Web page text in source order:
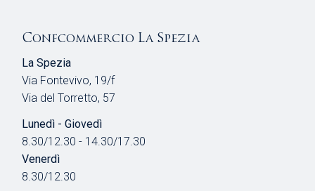
Confcommercio La Spezia
La Spezia
Via Fontevivo, 19/f
Via del Torretto, 57
Lunedì - Giovedì
8.30/12.30 - 14.30/17.30
Venerdì
8.30/12.30